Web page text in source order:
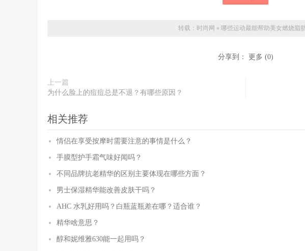
转载： 时尚网 » 哪些运动最能帮助美女燃烧脂
分享到： 更多 (0)
上一篇
为什么脸上的痘痘总是不退？有哪些原因？
相关推荐
情侣在享受按摩时需要注意的事情是什么？
手膜型护手霜气味好闻吗？
不同品牌抗老精华的区别主要体现在哪些方面？
男士保湿精华能改善皮肤干吗？
AHC 水乳好用吗？白瓶蓝瓶差在哪？适合谁？
精华啥意思？
醇和妮维雅630能一起用吗？